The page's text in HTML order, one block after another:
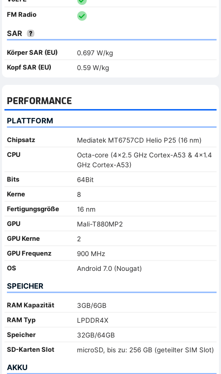
FM Radio
SAR
Körper SAR (EU)
0.697 W/kg
Kopf SAR (EU)
0.59 W/kg
PERFORMANCE
PLATTFORM
Chipsatz
Mediatek MT6757CD Helio P25 (16 nm)
CPU
Octa-core (4x2.5 GHz Cortex-A53 & 4x1.4
GHz Cortex-A53)
Bits
64Bit
Kerne
8
Fertigungsgröße
16 nm
GPU
Mali-T880MP2
GPU Kerne
2
GPU Frequenz
900 MHz
OS
Android 7.0 (Nougat)
SPEICHER
RAM Kapazität
3GB/6GB
RAM Typ
LPDDR4X
Speicher
32GB/64GB
SD-Karten Slot
microSD, bis zu: 256 GB (geteilter SIM Slot)
AKKU